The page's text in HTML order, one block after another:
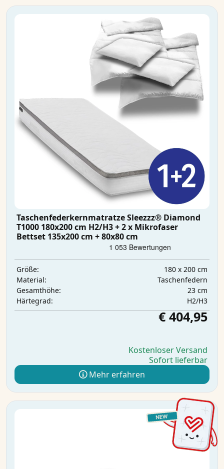
Taschenfederkernmatratze Sleezzz® Diamond
T1000 180x200 cm H2/H3 + 2 x Mikrofaser
Bettset 135x200 cm + 80x80 cm
Größe:
180 x 200 cm
Material:
Taschenfedern
Gesamthöhe:
23 cm
Härtegrad:
H2/H3
€ 404,95
Kostenloser Versand
Sofort lieferbar
Mehr erfahren